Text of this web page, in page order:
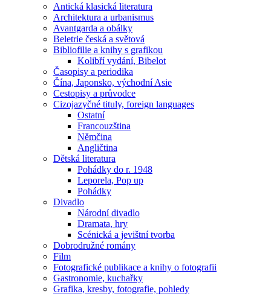
Antická klasická literatura
Architektura a urbanismus
Avantgarda a obálky
Beletrie česká a světová
Bibliofilie a knihy s grafikou
Kolibří vydání, Bibelot
Časopisy a periodika
Čína, Japonsko, východní Asie
Cestopisy a průvodce
Cizojazyčné tituly, foreign languages
Ostatní
Francouzština
Němčina
Angličtina
Dětská literatura
Pohádky do r. 1948
Leporela, Pop up
Pohádky
Divadlo
Národní divadlo
Dramata, hry
Scénická a jevištní tvorba
Dobrodružné romány
Film
Fotografické publikace a knihy o fotografii
Gastronomie, kuchařky
Grafika, kresby, fotografie, pohledy